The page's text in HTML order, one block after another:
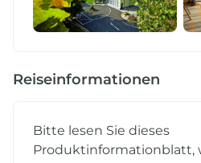
Reiseinformationen
Bitte lesen Sie dieses
Produktinformationblatt,